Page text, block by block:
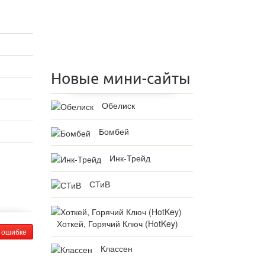
Новые мини-сайты
Обелиск
Бомбей
Инк-Трейд
СТиВ
Хоткей, Горячий Ключ (HotKey)
Классен